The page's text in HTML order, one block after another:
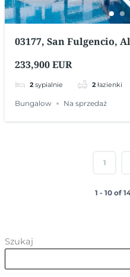
03177, San Fulgencio,
233,900 EUR
2 sypialnie 2 łazienki
Bungalow Na sprzedaż
1
1 - 10 of
Szukaj